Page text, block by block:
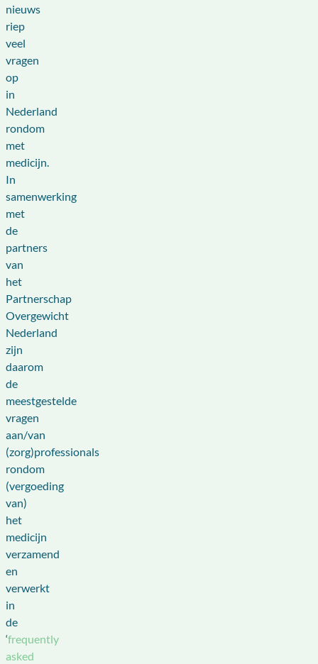
nieuws
riep
veel
vragen
op
in
Nederland
rondom
met
medicijn.
In
samenwerking
met
de
partners
van
het
Partnerschap
Overgewicht
Nederland
zijn
daarom
de
meestgestelde
vragen
aan/van
(zorg)professionals
rondom
(vergoeding
van)
het
medicijn
verzamend
en
verwerkt
in
de
‘frequently
asked